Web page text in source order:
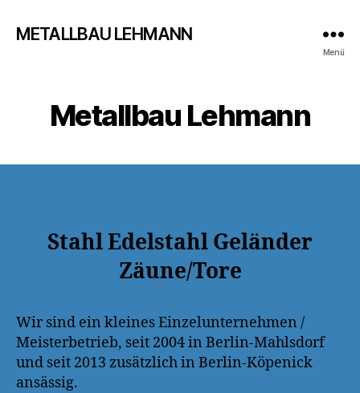
METALLBAU LEHMANN
Menü
Metallbau Lehmann
Stahl Edelstahl Geländer
Zäune/Tore
Wir sind ein kleines Einzelunternehmen /
Meisterbetrieb, seit 2004 in Berlin-Mahlsdorf
und seit 2013 zusätzlich in Berlin-Köpenick
ansässig.